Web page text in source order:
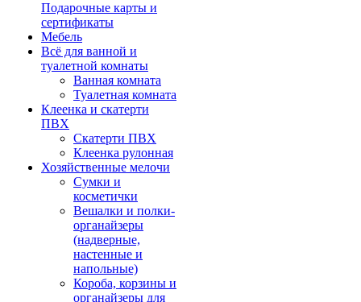
Подарочные карты и
сертификаты
Мебель
Всё для ванной и
туалетной комнаты
Ванная комната
Туалетная комната
Клеенка и скатерти
ПВХ
Скатерти ПВХ
Клеенка рулонная
Хозяйственные мелочи
Сумки и
косметички
Вешалки и полки-
органайзеры
(надверные,
настенные и
напольные)
Короба, корзины и
органайзеры для